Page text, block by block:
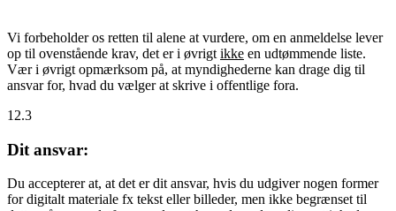
Vi forbeholder os retten til alene at vurdere, om en anmeldelse lever
op til ovenstående krav, det er i øvrigt ikke en udtømmende liste.
Vær i øvrigt opmærksom på, at myndighederne kan drage dig til
ansvar for, hvad du vælger at skrive i offentlige fora.
12.3
Dit ansvar:
Du accepterer at, at det er dit ansvar, hvis du udgiver nogen former
for digitalt materiale fx tekst eller billeder, men ikke begrænset til